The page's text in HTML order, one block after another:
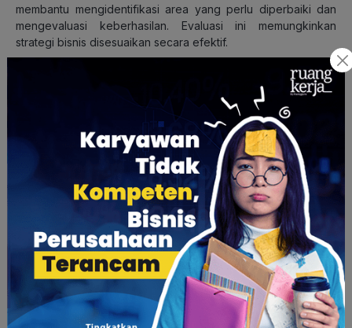
membantu mengidentifikasi area yang perlu diperbaiki dan
mengevaluasi keberhasilan. Evaluasi ini memungkinkan
strategi bisnis disesuaikan secara efektif.
3. Memahami Perilaku Pelanggan
Melalui analisis data pelanggan, Data Analystmembantu
perusahaan mengenali preferensi konsumen,
mengembangkan strategi pemasaran yang tepat sasaran,
serta meningkatkan loyalitas dan kepuasan pelanggan.
Baca Juga:Strategi Perusahaan Menghadapi Era
Revolusi “The Great Relearning”
Gaji Data Analyst di Indonesia
Data Analyst
sangat dibutuhkan di berbagai sektor, seperti
perbankan, transportasi, asuransi, kesehatan, farmasi, ritel,